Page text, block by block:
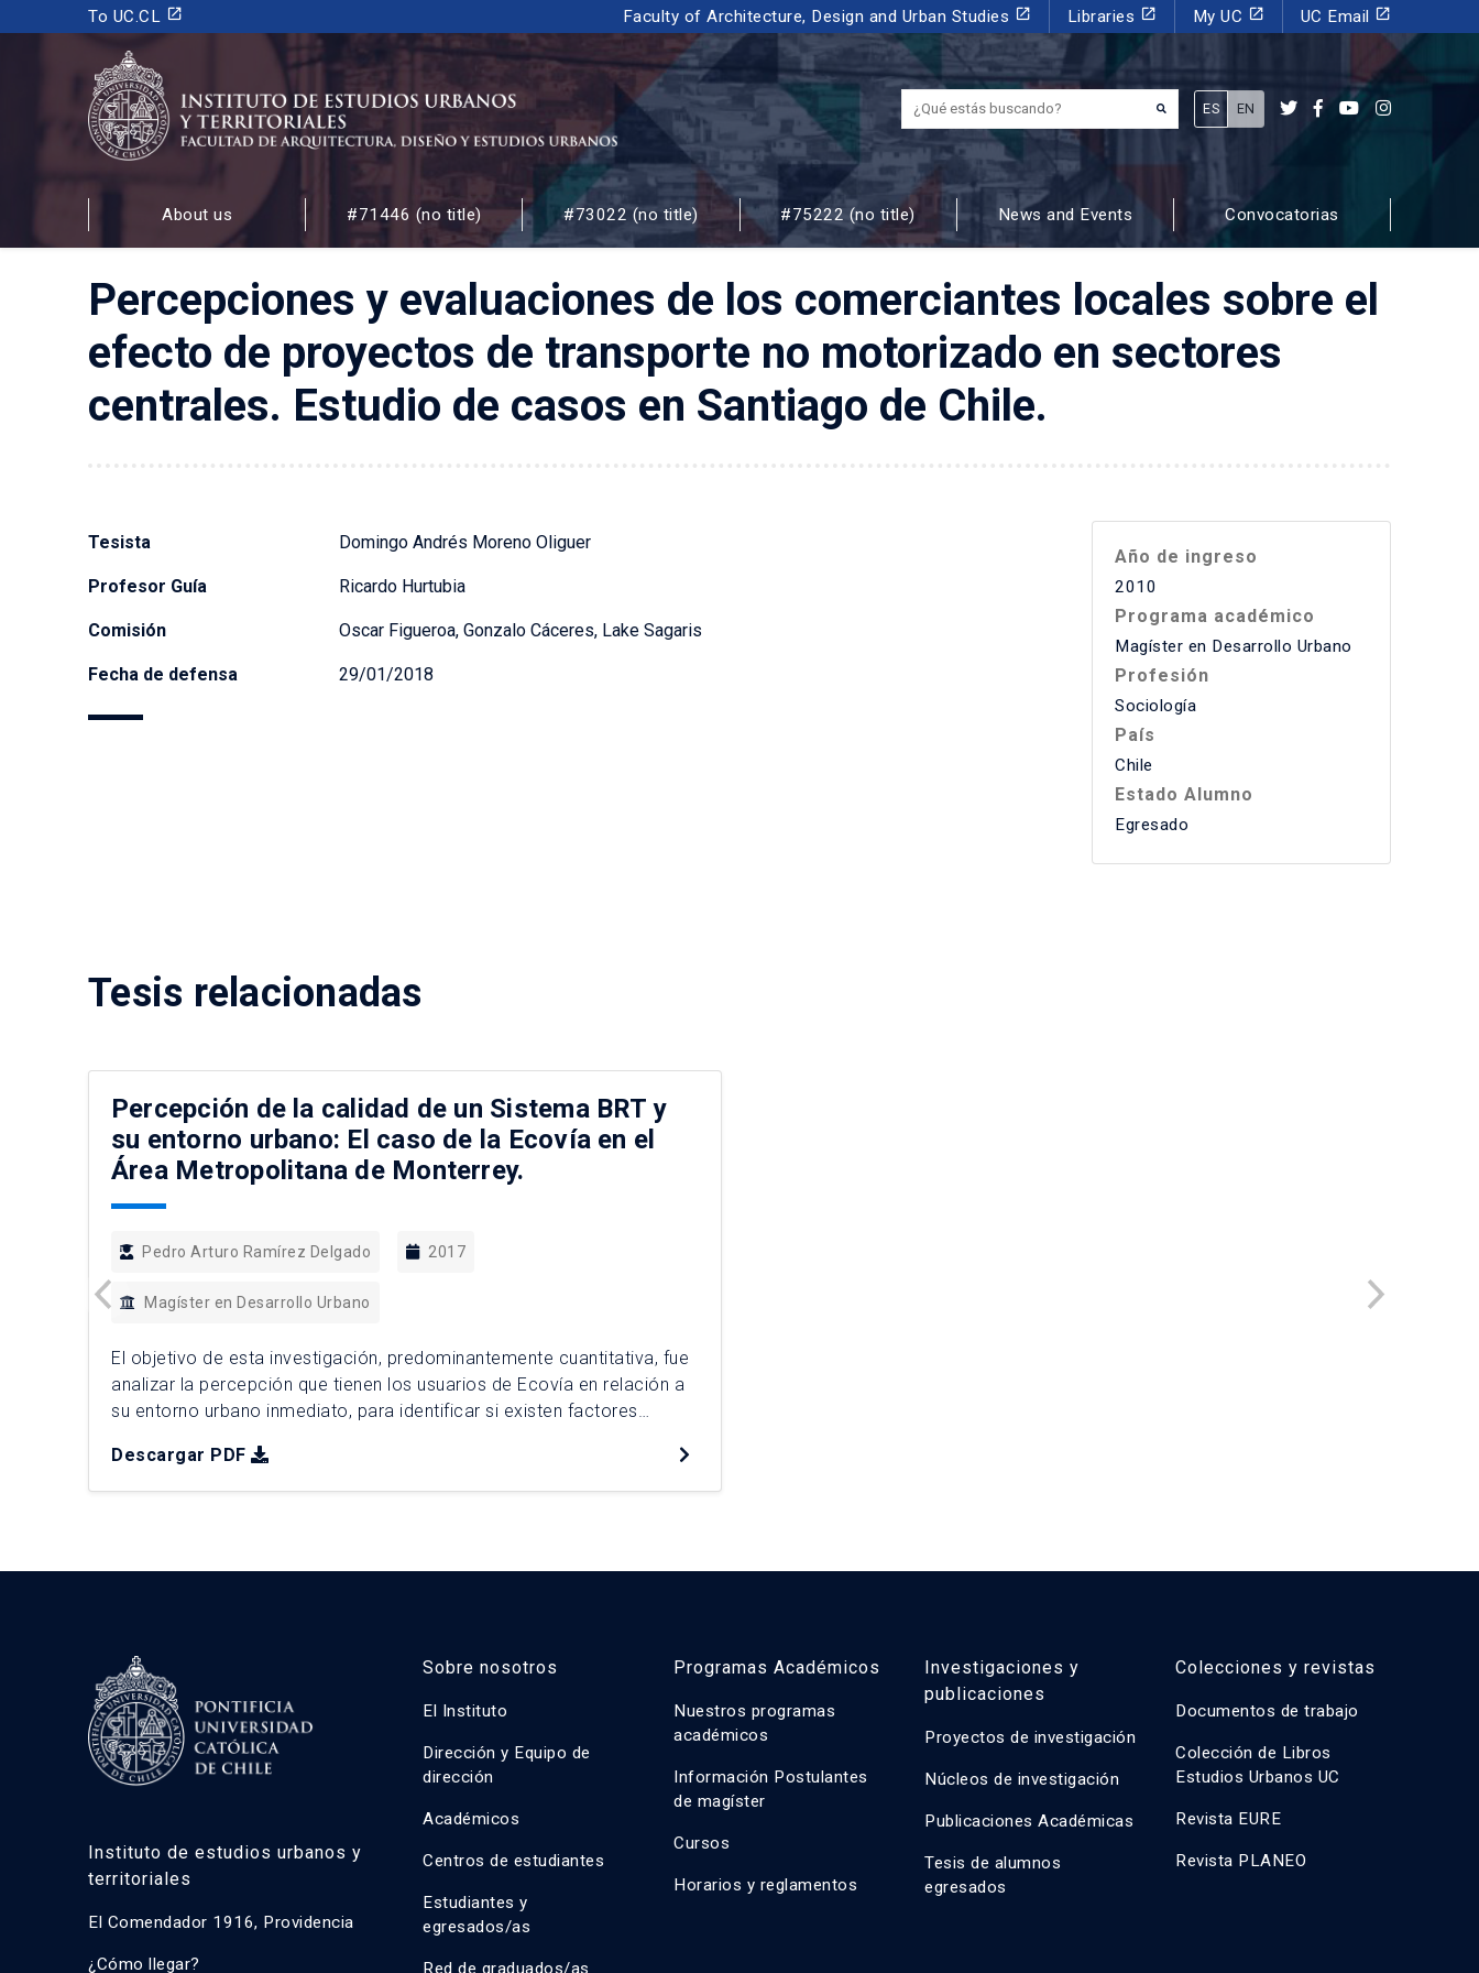
To UC.CL launch Faculty of Architecture, Design and Urban Studies launch Libraries launch My UC launch UC Email launch
INSTITUTO DE ESTUDIOS URBANOS
Y TERRITORIALES
FACULTAD DE ARQUITECTURA, DISEÑO Y ESTUDIOS URBANOS
¿Qué estás buscando?
ES EN
About us #71446 (no title) #73022 (no title) #75222 (no title) News and Events Convocatorias
Percepciones y evaluaciones de los comerciantes locales sobre el
efecto de proyectos de transporte no motorizado en sectores
centrales. Estudio de casos en Santiago de Chile.
Tesista Domingo Andrés Moreno Oliguer
Profesor Guía Ricardo Hurtubia
Comisión Oscar Figueroa, Gonzalo Cáceres, Lake Sagaris
Fecha de defensa 29/01/2018
Año de ingreso
2010
Programa académico
Magíster en Desarrollo Urbano
Profesión
Sociología
País
Chile
Estado Alumno
Egresado
Tesis relacionadas
Percepción de la calidad de un Sistema BRT y
su entorno urbano: El caso de la Ecovía en el
Área Metropolitana de Monterrey.
Pedro Arturo Ramírez Delgado 2017
Magíster en Desarrollo Urbano
El objetivo de esta investigación, predominantemente cuantitativa, fue
analizar la percepción que tienen los usuarios de Ecovía en relación a
su entorno urbano inmediato, para identificar si existen factores
Metodológicamente se utilizaron dos instrumentos: una encuesta y un
experimento de preferencias declaradas (PD). Los resultados del
Descargar PDF
Instituto de estudios urbanos y
territoriales
El Comendador 1916, Providencia
¿Cómo llegar?
Sobre nosotros
El Instituto
Dirección y Equipo de
dirección
Académicos
Centros de estudiantes
Estudiantes y
egresados/as
Red de graduados/as
Programas Académicos
Nuestros programas
académicos
Información Postulantes
de magíster
Cursos
Horarios y reglamentos
Investigaciones y
publicaciones
Proyectos de investigación
Núcleos de investigación
Publicaciones Académicas
Tesis de alumnos
egresados
Colecciones y revistas
Documentos de trabajo
Colección de Libros
Estudios Urbanos UC
Revista EURE
Revista PLANEO